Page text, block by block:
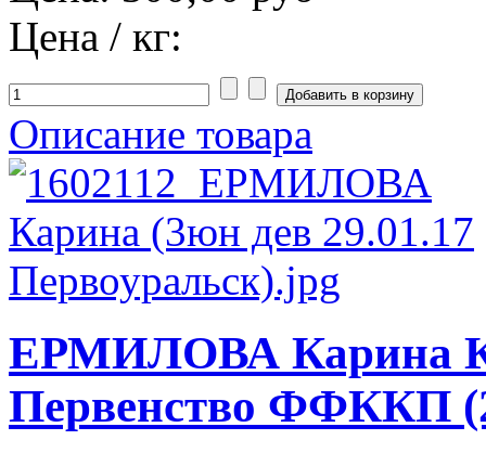
Цена / кг:
Описание товара
ЕРМИЛОВА Карина
Первенство ФФККП